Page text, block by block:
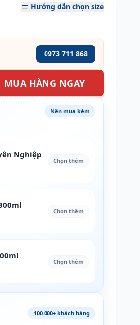
Hướng dẫn chọn size
0973 711 868
MUA HÀNG NGAY
Nên mua kèm
Nghiệp
Chọn thêm
Chọn thêm
Chọn thêm
100.000+ khách hàng